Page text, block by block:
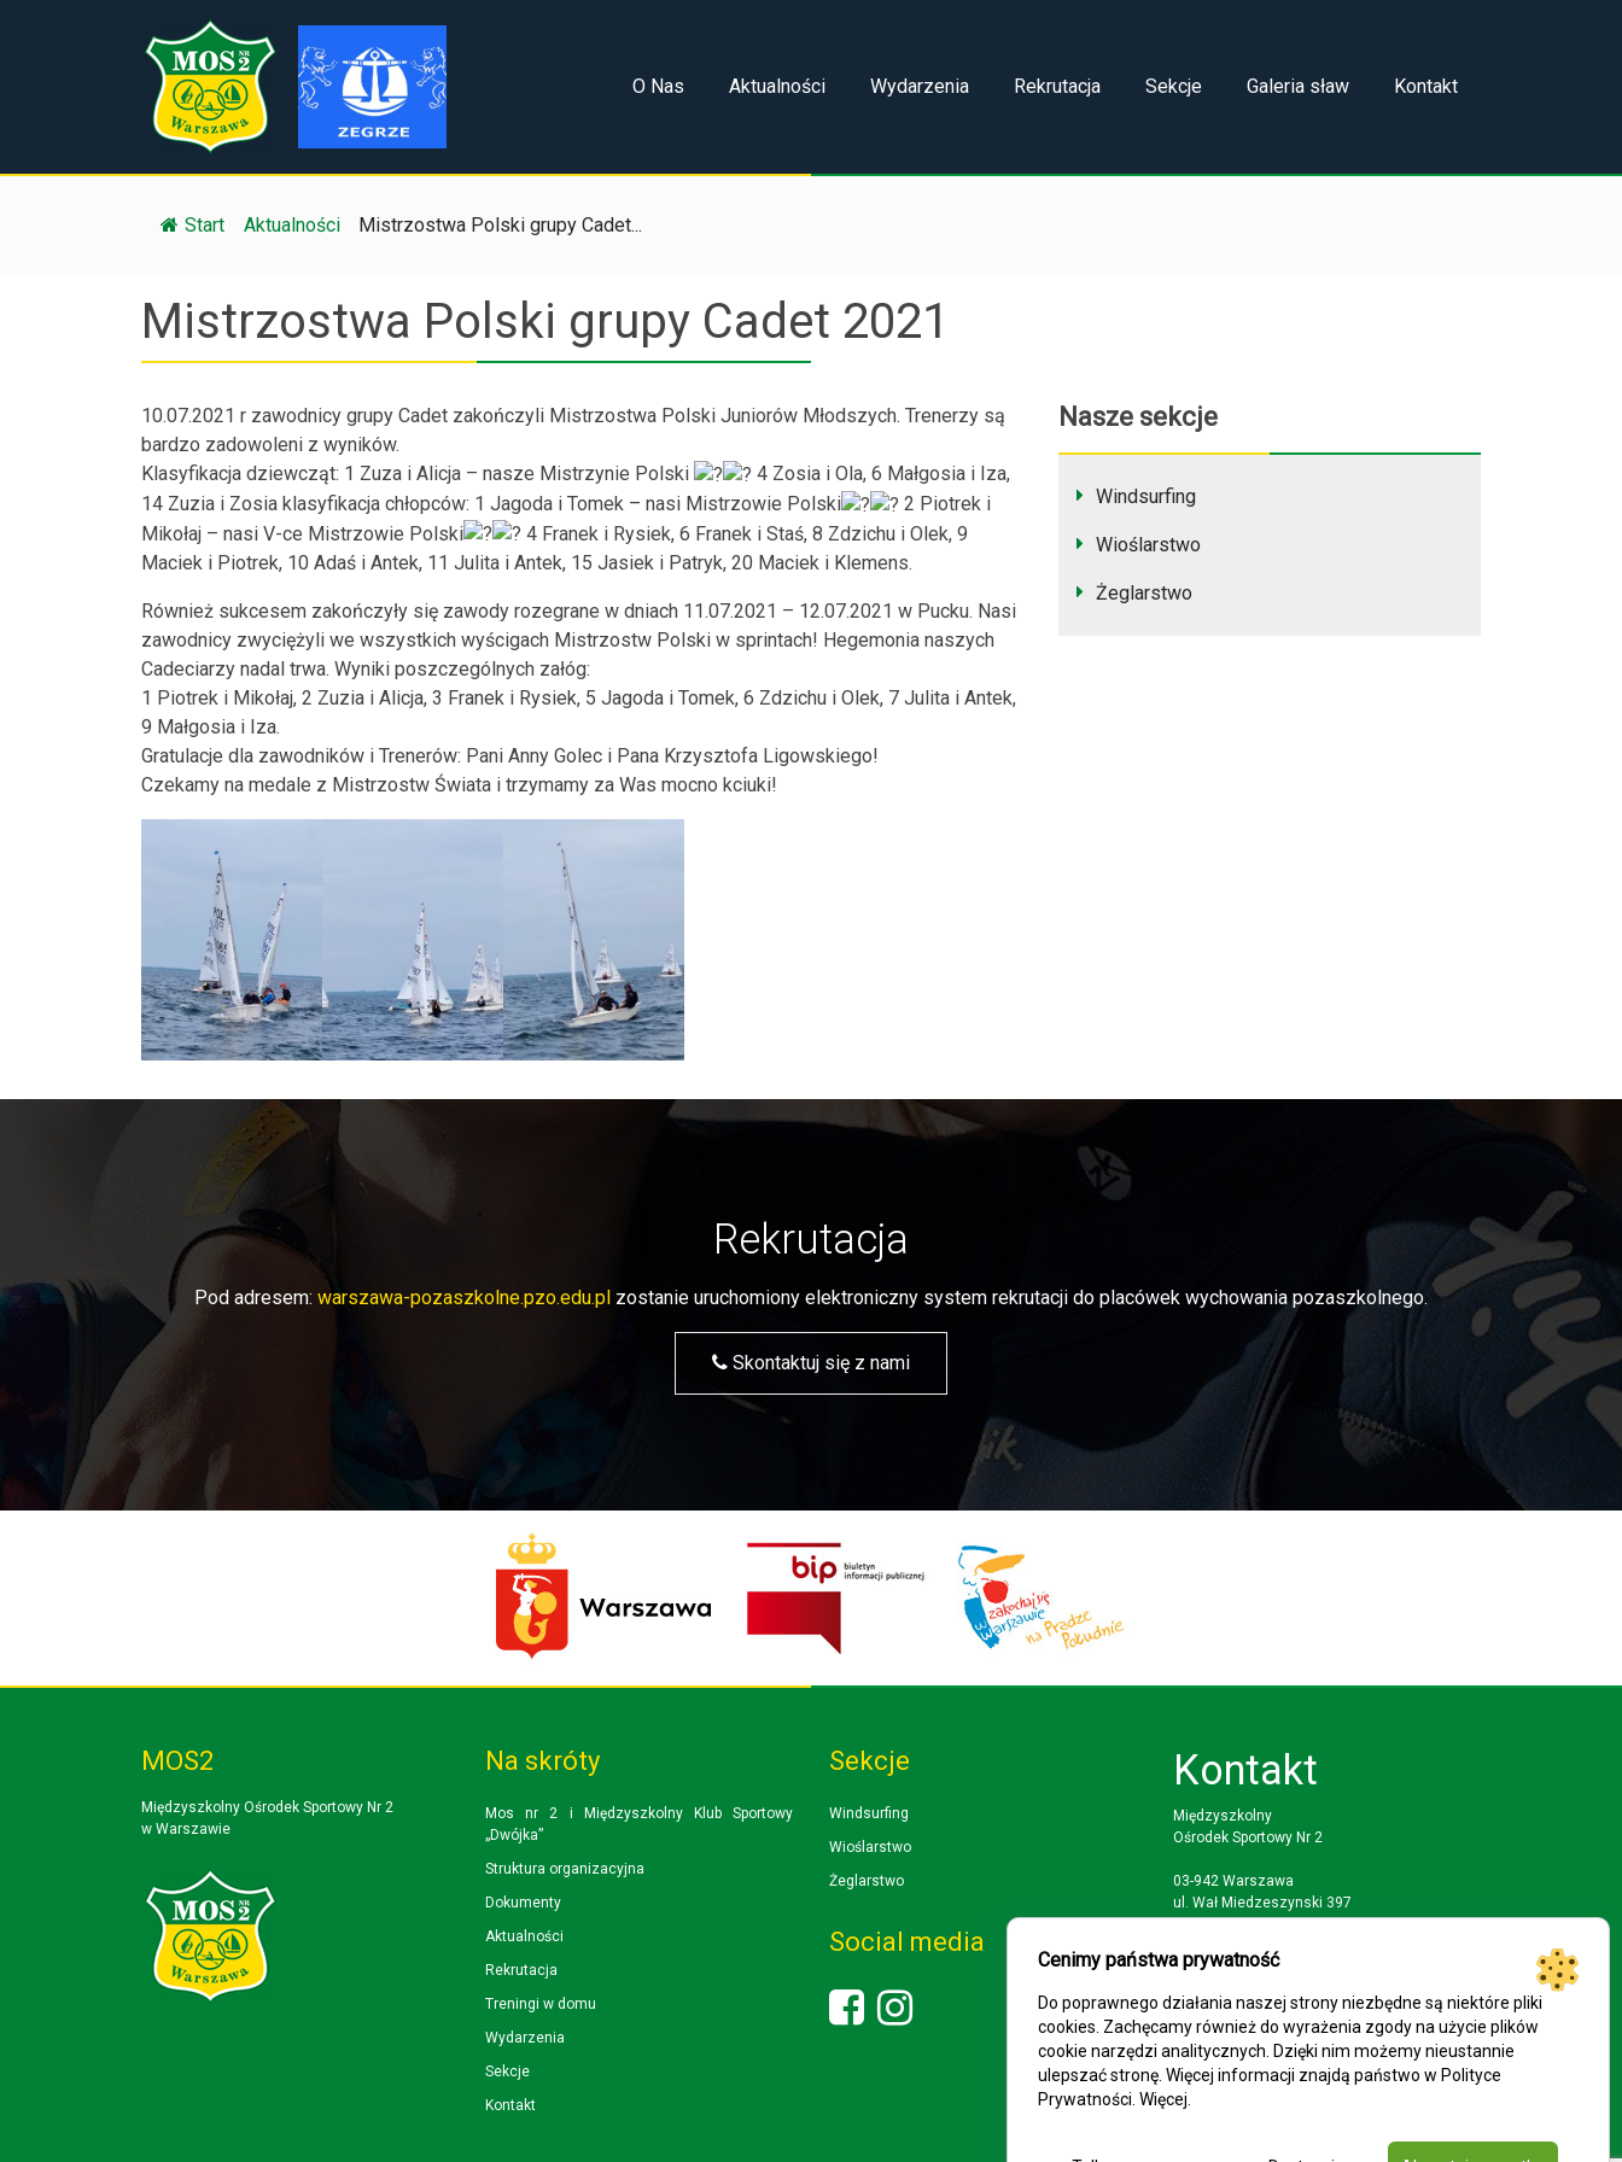
O Nas Aktualności Wydarzenia Rekrutacja Sekcje Galeria sław Kontakt
Start Aktualności Mistrzostwa Polski grupy Cadet...
Mistrzostwa Polski grupy Cadet 2021
10.07.2021 r zawodnicy grupy Cadet zakończyli Mistrzostwa Polski Juniorów Młodszych. Trenerzy są
bardzo zadowoleni z wyników.
Klasyfikacja dziewcząt: 1 Zuza i Alicja – nasze Mistrzynie Polski
4 Zosia i Ola, 6 Małgosia i Iza,
14 Zuzia i Zosia klasyfikacja chłopców: 1 Jagoda i Tomek – nasi Mistrzowie Polski
2 Piotrek i
Mikołaj – nasi V-ce Mistrzowie Polski
4 Franek i Rysiek, 6 Franek i Staś, 8 Zdzichu i Olek, 9
Maciek i Piotrek, 10 Adaś i Antek, 11 Julita i Antek, 15 Jasiek i Patryk, 20 Maciek i Klemens.
Również sukcesem zakończyły się zawody rozegrane w dniach 11.07.2021 – 12.07.2021 w Pucku. Nasi
zawodnicy zwyciężyli we wszystkich wyścigach Mistrzostw Polski w sprintach! Hegemonia naszych
Cadeciarzy nadal trwa. Wyniki poszczególnych załóg:
1 Piotrek i Mikołaj, 2 Zuzia i Alicja, 3 Franek i Rysiek, 5 Jagoda i Tomek, 6 Zdzichu i Olek, 7 Julita i Antek,
9 Małgosia i Iza.
Gratulacje dla zawodników i Trenerów: Pani Anny Golec i Pana Krzysztofa Ligowskiego!
Czekamy na medale z Mistrzostw Świata i trzymamy za Was mocno kciuki!
Nasze sekcje
Windsurfing
Wioślarstwo
Żeglarstwo
Rekrutacja
Pod adresem: warszawa-pozaszkolne.pzo.edu.pl zostanie uruchomiony elektroniczny system rekrutacji do placówek wychowania pozaszkolnego.
Skontaktuj się z nami
Cenimy państwa prywatność
Do poprawnego działania naszej strony niezbędne są niektóre pliki
cookies. Zachęcamy również do wyrażenia zgody na użycie plików
cookie narzędzi analitycznych. Dzięki nim możemy nieustannie
ulepszać stronę. Więcej informacji znajdą państwo w Polityce
Prywatności. Więcej
MOS2
Międzyszkolny Ośrodek Sportowy Nr 2
w Warszawie
Na skróty
Mos nr 2 i Międzyszkolny Klub Sportowy
„Dwójka”
Struktura organizacyjna
Dokumenty
Aktualności
Rekrutacja
Treningi w domu
Wydarzenia
Sekcje
Kontakt
Sekcje
Windsurfing
Wioślarstwo
Żeglarstwo
Social media
Kontakt
Międzyszkolny
Ośrodek Sportowy Nr 2
03-942 Warszawa
ul. Wał Miedzeszynski 397
faks: (22) 617 88 51
mail: mosp2@eduwarszawa.pl